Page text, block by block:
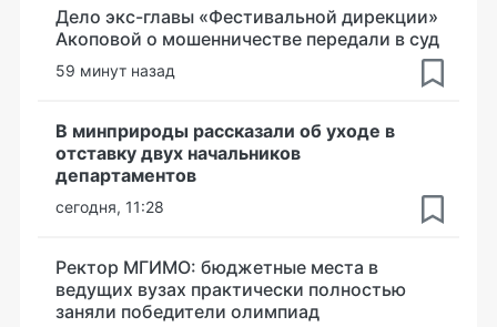
Дело экс-главы «Фестивальной дирекции»
Акоповой о мошенничестве передали в суд
59 минут назад
В минприроды рассказали об уходе в
отставку двух начальников
департаментов
сегодня, 11:28
Ректор МГИМО: бюджетные места в
ведущих вузах практически полностью
заняли победители олимпиад